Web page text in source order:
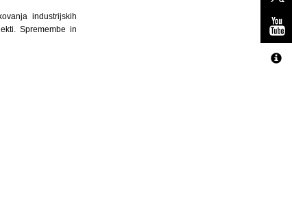
industrijskih
Spremembe in